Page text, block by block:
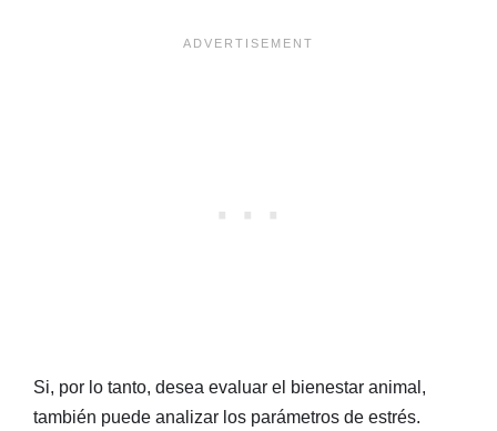
Si, por lo tanto, desea evaluar el bienestar animal,
también puede analizar los parámetros de estrés.